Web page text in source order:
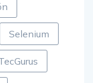
Selenium